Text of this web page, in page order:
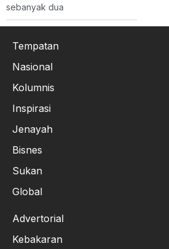
sebanyak dua
Tempatan
Nasional
Kolumnis
Inspirasi
Jenayah
Bisnes
Sukan
Global
Advertorial
Kebakaran